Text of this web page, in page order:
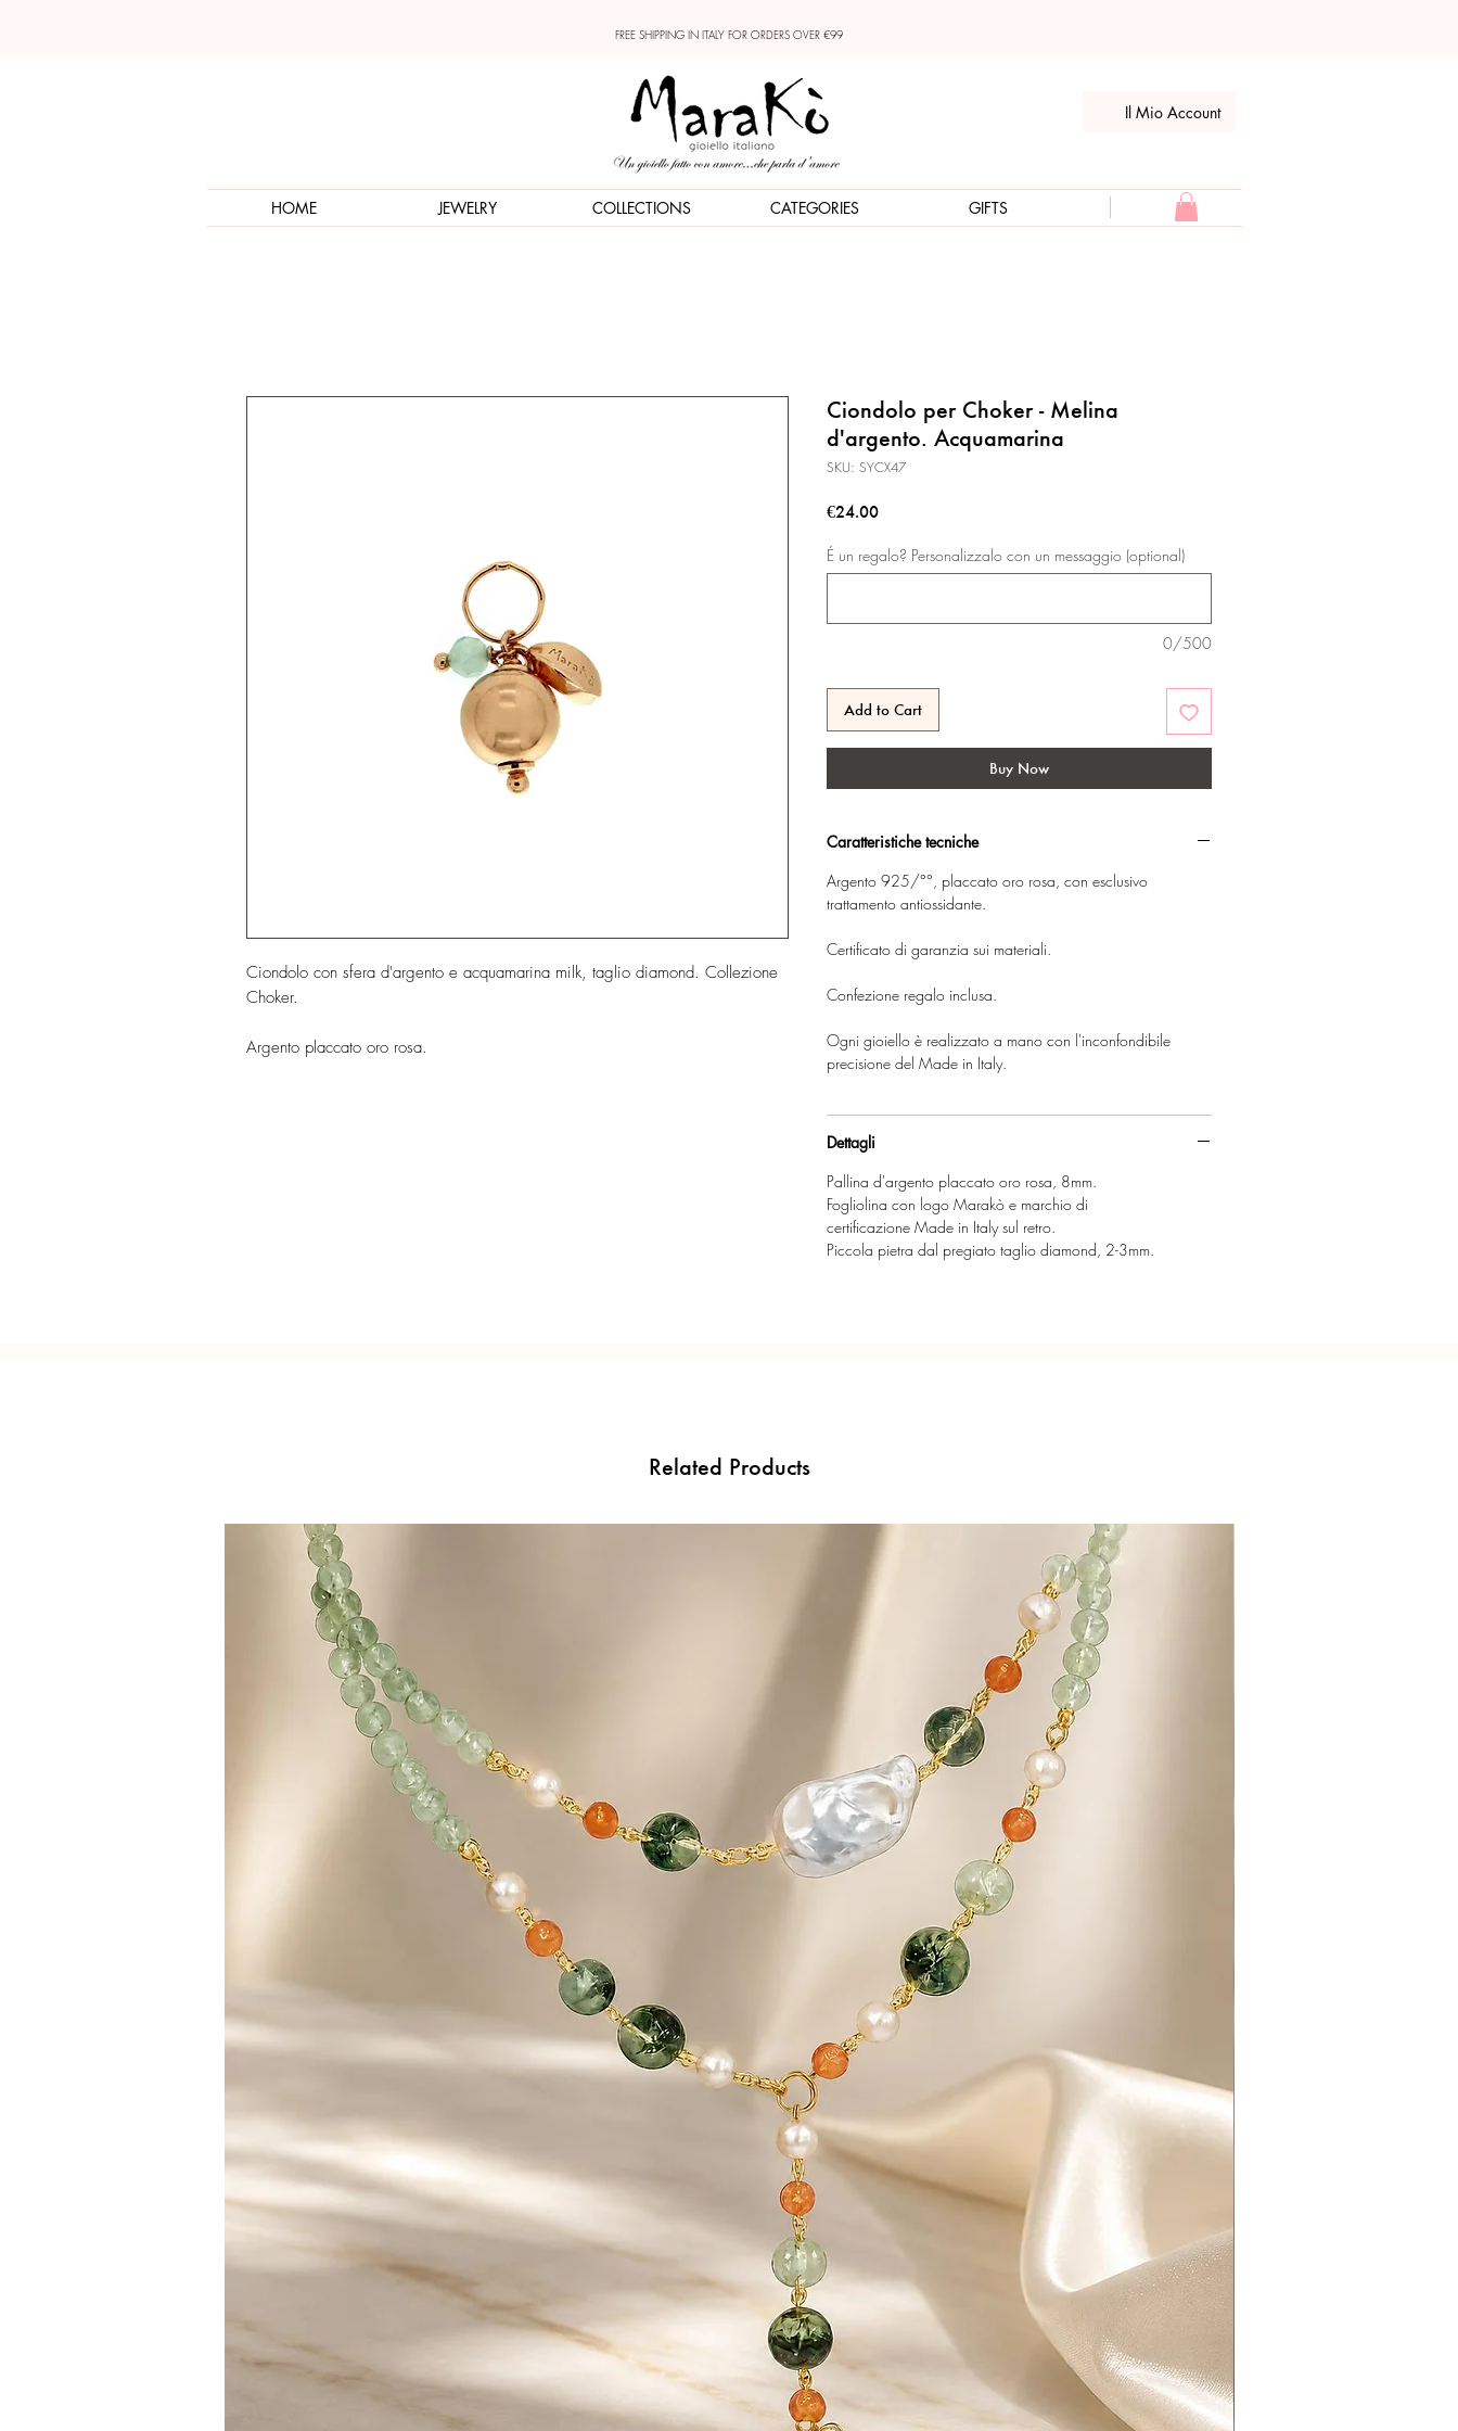
FREE SHIPPING IN ITALY FOR ORDERS OVER €99
Il Mio Account
HOME JEWELRY COLLECTIONS CATEGORIES GIFTS
Ciondolo con sfera d'argento e acquamarina milk, taglio diamond. Collezione
Choker.
Argento placcato oro rosa.
Ciondolo per Choker - Melina
d'argento. Acquamarina
SKU: SYCX47
€24.00Price
É un regalo? Personalizzalo con un messaggio (optional)
0/500
Add to Cart
Buy Now
Caratteristiche tecniche
Argento 925/°°, placcato oro rosa, con esclusivo
trattamento antiossidante.
Certificato di garanzia sui materiali.
Confezione regalo inclusa.
Ogni gioiello è realizzato a mano con l'inconfondibile
precisione del Made in Italy.
Dettagli
Pallina d'argento placcato oro rosa, 8mm.
Fogliolina con logo Marakò e marchio di
certificazione Made in Italy sul retro.
Piccola pietra dal pregiato taglio diamond, 2-3mm.
Related Products